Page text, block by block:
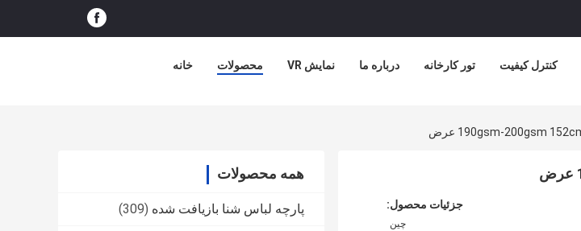
خانه محصولات نمایش VR درباره ما تور کارخانه کنترل کیفیت
همه محصولات
پارچه لباس شنا بازیافت شده (309) جزئیات محصول:
چين